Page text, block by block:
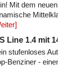
Mit dem
Line 1.4 mit
stufenloses
Benziner -